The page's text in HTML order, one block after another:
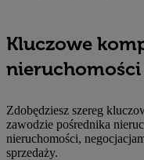
Kluczowe
nieruchomości
Zdobędziesz szereg
zawodzie pośrednika
nieruchomości,
sprzedaży.